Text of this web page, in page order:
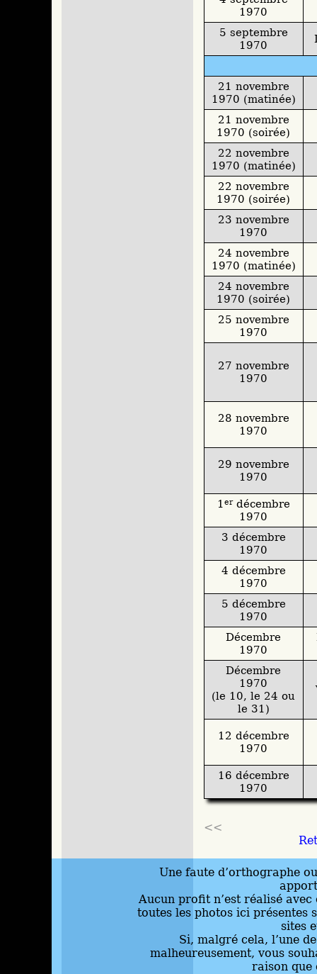
1970
5 septembre
1970
21 novembre
1970 (matinée)
21 novembre
1970 (soirée)
22 novembre
1970 (matinée)
22 novembre
1970 (soirée)
23 novembre
1970
24 novembre
1970 (matinée)
24 novembre
1970 (soirée)
25 novembre
1970
27 novembre
1970
28 novembre
1970
29 novembre
1970
1 erdécembre
1970
3 décembre
1970
4 décembre
1970
5 décembre
1970
Décembre
1970
Décembre
1970
(le 10, le 24 ou
le 31)
12 décembre
1970
16 décembre
1970
<<
Une faute d’orthographe
Aucun profit n’est réalisé
toutes les photos ici présentes
sites
Si, malgré cela, l’une
malheureusement, vous
raison que